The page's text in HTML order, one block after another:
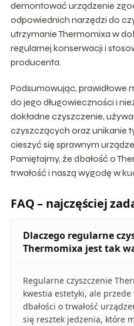
demontować urządzenie
odpowiednich narzędzi do
utrzymanie Thermomixa w
regularnej konserwacji i
producenta.
Podsumowując, prawidłowe
do jego długowieczności i
dokładne czyszczenie,
czyszczących oraz unikanie
cieszyć się sprawnym
Pamiętajmy, że dbałość o
trwałość i naszą wygodę w
FAQ – najczęściej
Dlaczego regularne
Thermomixa jest tak
Regularne czyszczenie
kwestia estetyki, ale
dbałości o trwałość
się resztek jedzenia, które